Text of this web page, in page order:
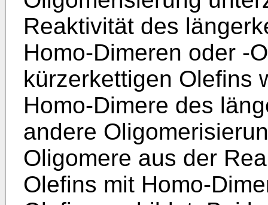
Reaktivität des
Homo-Dimeren oder -
kürzerkettigen Olefins
Homo-Dimere des
andere
Oligomere aus der
Olefins mit Homo-